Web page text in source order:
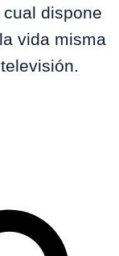
cual dispone
vida misma